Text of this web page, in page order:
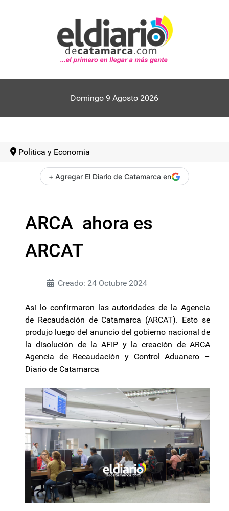
Domingo 9 Agosto 2026
Politica y Economia
+ Agregar El Diario de Catamarca en
ARCA ahora es
ARCAT
Creado: 24 Octubre 2024
Así lo confirmaron las autoridades de la Agencia
de Recaudación de Catamarca (ARCAT). Esto se
produjo luego del anuncio del gobierno nacional de
la disolución de la AFIP y la creación de ARCA
Agencia de Recaudación y Control Aduanero –
Diario de Catamarca